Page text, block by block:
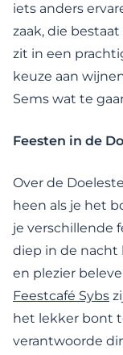
iets anders
zaak, die
zit in een
keuze aan
Sems wat te
Feesten in de
Over de
heen als je het
je verschillende
diep in de nacht
en plezier
Feestcafé Sybs
het lekker bont
verantwoorde